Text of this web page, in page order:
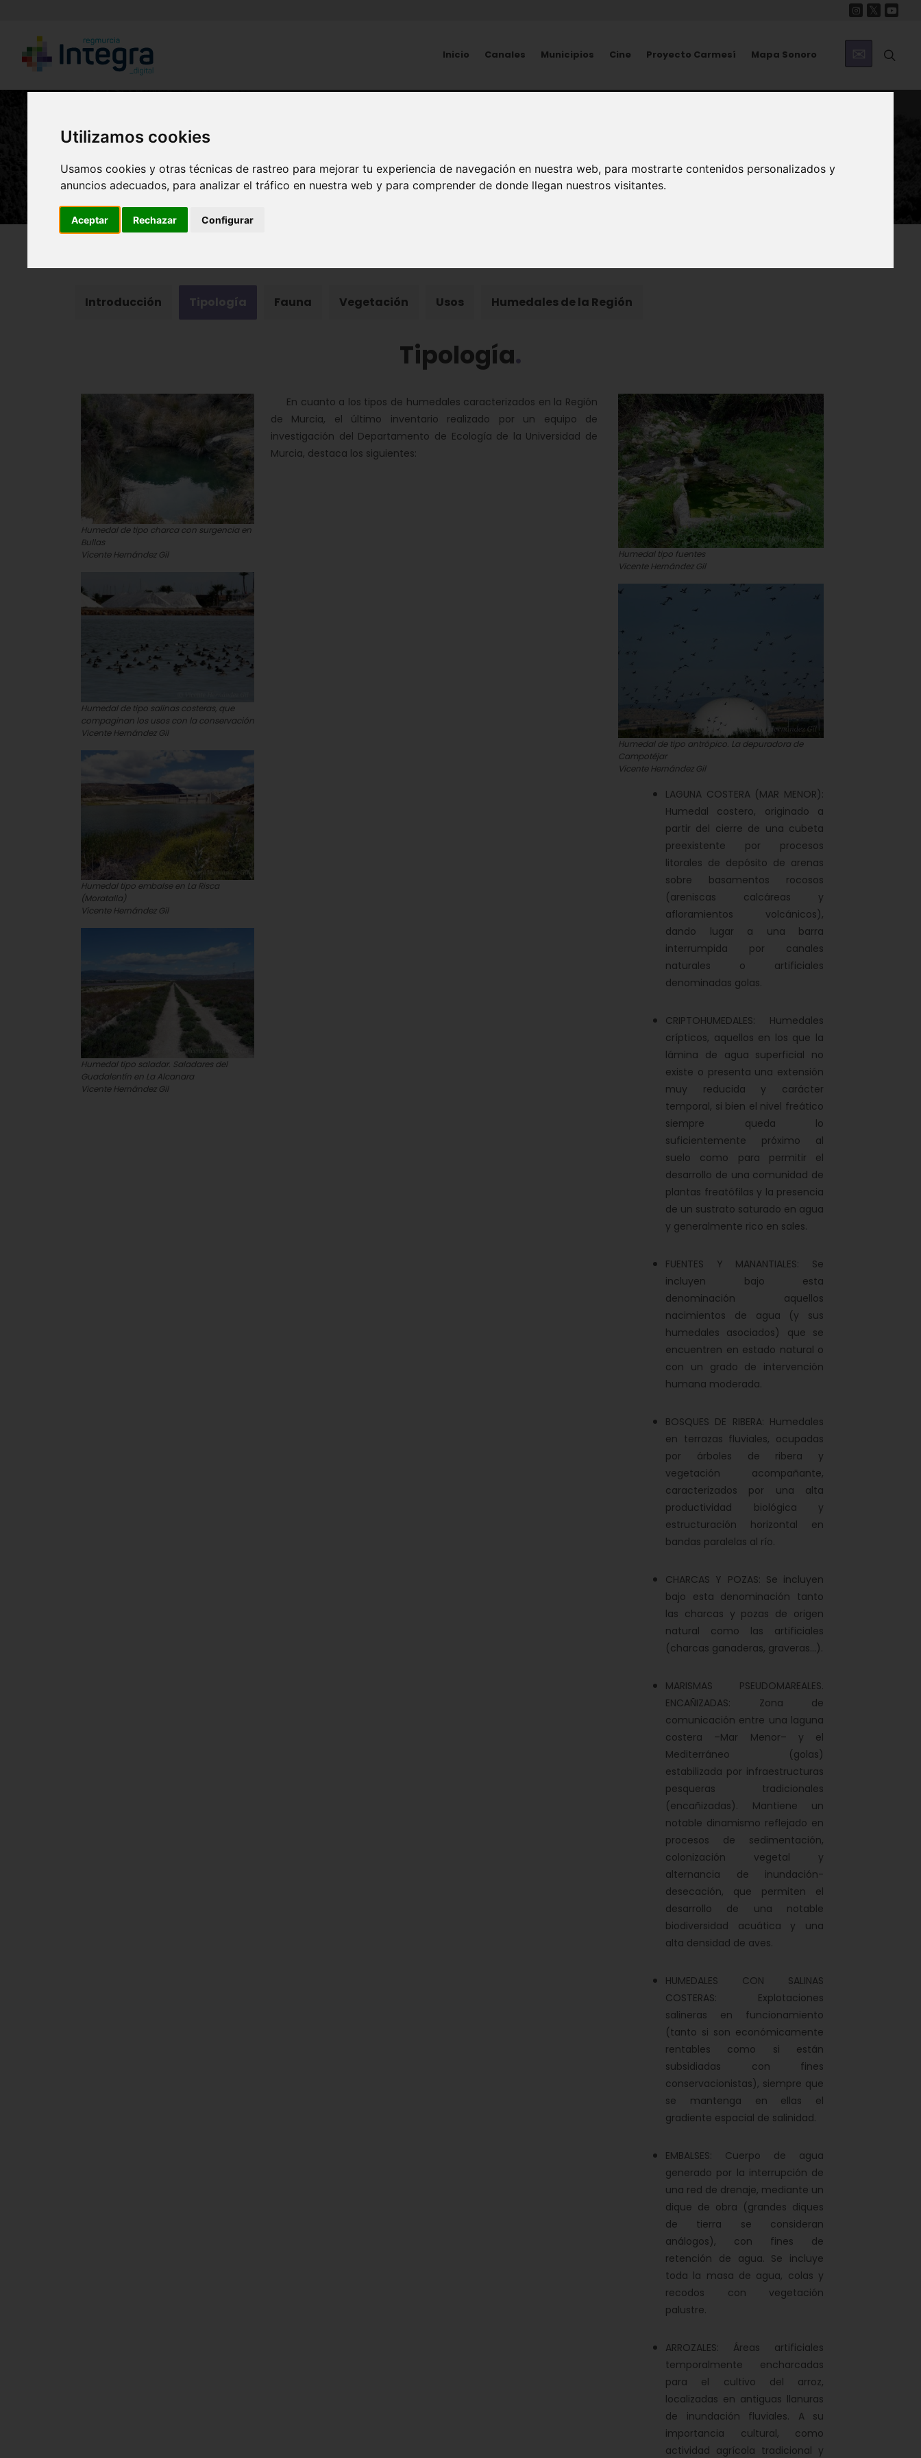
Utilizamos cookies
Usamos cookies y otras técnicas de rastreo para mejorar tu experiencia de navegación en nuestra web, para mostrarte contenidos personalizados y
anuncios adecuados, para analizar el tráfico en nuestra web y para comprender de donde llegan nuestros visitantes.
Aceptar Rechazar Configurar
Inicio Canales Municipios Cine Proyecto Carmesí Mapa Sonoro
Humedales
Introducción Tipología Fauna Vegetación Usos Humedales de la Región
Tipología
Humedal tipo fuentes
Vicente Hernández Gil
Humedal de tipo antrópico. La depuradora de
Campotéjar
Vicente Hernández Gil
En cuanto a los tipos de humedales caracterizados en la Región
de Murcia, el último inventario realizado por un equipo de
investigación del Departamento de Ecología de la Universidad de
Murcia, destaca los siguientes:
LAGUNA COSTERA (MAR MENOR):
Humedal costero, originado a
partir del cierre de una cubeta
preexistente por procesos
litorales de depósito de arenas
sobre basamentos rocosos
(areniscas calcáreas y
afloramientos volcánicos),
dando lugar a una barra
interrumpida por canales
naturales o artificiales
denominadas golas.
CRIPTOHUMEDALES: Humedales
crípticos, aquellos en los que la
lámina de agua superficial no
existe o presenta una extensión
muy reducida y carácter
temporal, si bien el nivel freático
siempre queda lo
suficientemente próximo al
suelo como para permitir el
desarrollo de una comunidad de
plantas freatófilas y la presencia
de un sustrato saturado en agua
y generalmente rico en sales.
FUENTES Y MANANTIALES: Se
incluyen bajo esta
denominación aquellos
nacimientos de agua (y sus
humedales asociados) que se
encuentren en estado natural o
con un grado de intervención
humana moderada.
BOSQUES DE RIBERA: Humedales
en terrazas fluviales, ocupadas
por árboles de ribera y
vegetación acompañante,
caracterizados por una alta
productividad biológica y
estructuración horizontal en
bandas paralelas al río.
CHARCAS Y POZAS: Se incluyen
bajo esta denominación tanto
las charcas y pozas de origen
natural como las artificiales
(charcas ganaderas, graveras...).
MARISMAS PSEUDOMAREALES.
ENCAÑIZADAS: Zona de
comunicación entre una laguna
costera –Mar Menor– y el
Mediterráneo (golas)
estabilizada por infraestructuras
pesqueras tradicionales
(encañizadas). Mantiene un
notable dinamismo reflejado en
procesos de sedimentación,
colonización vegetal y
alternancia de inundación-
desecación, que permiten el
desarrollo de una notable
biodiversidad acuática y una
alta densidad de aves.
HUMEDALES CON SALINAS
COSTERAS: Explotaciones
salineras en funcionamiento
(tanto si son económicamente
rentables como si están
subsidiadas con fines
conservacionistas), siempre que
se mantenga en ellas el
gradiente espacial de salinidad.
EMBALSES: Cuerpo de agua
generado por la interrupción de
una red de drenaje, mediante un
dique de obra (grandes diques
de tierra se consideran
análogos), con fines de
retención de agua. Se incluye
toda la masa de agua, colas y
recodos con vegetación
palustre.
ARROZALES: Áreas artificiales
temporalmente encharcadas
para el cultivo del arroz,
localizadas en antiguas llanuras
de inundación fluviales. A su
importancia cultural, como
actividad agrícola tradicional y
Humedal de tipo charca con surgencia en
Bullas
Vicente Hernández Gil
Humedal de tipo salinas costeras, que
compaginan los usos con la conservación
Vicente Hernández Gil
Humedal tipo embalse en La Risca
(Moratalla)
Vicente Hernández Gil
Humedal tipo saladar. Saladares del
Guadalentín en La Alcanara
Vicente Hernández Gil